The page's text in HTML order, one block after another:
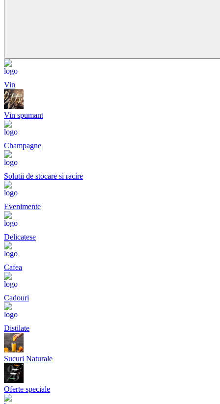
Vin
Vin spumant
Champagne
Solutii de stocare si racire
Evenimente
Delicatese
Cafea
Cadouri
Distilate
Sucuri Naturale
Oferte speciale